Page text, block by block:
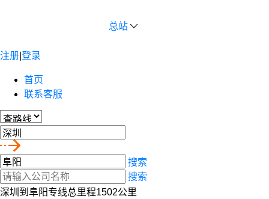
总站
注册 登录
首页
联系客服
搜索
搜索
深圳到阜阳专线总里程1502公里